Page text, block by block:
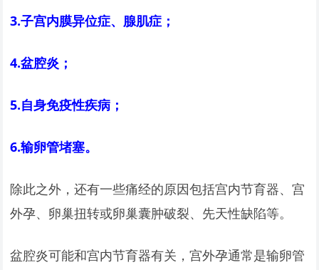
3.子宫内膜异位症、腺肌症；
4.盆腔炎；
5.自身免疫性疾病；
6.输卵管堵塞。
除此之外，还有一些痛经的原因包括宫内节育器、宫
外孕、卵巢扭转或卵巢囊肿破裂、先天性缺陷等。
盆腔炎可能和宫内节育器有关，宫外孕通常是输卵管